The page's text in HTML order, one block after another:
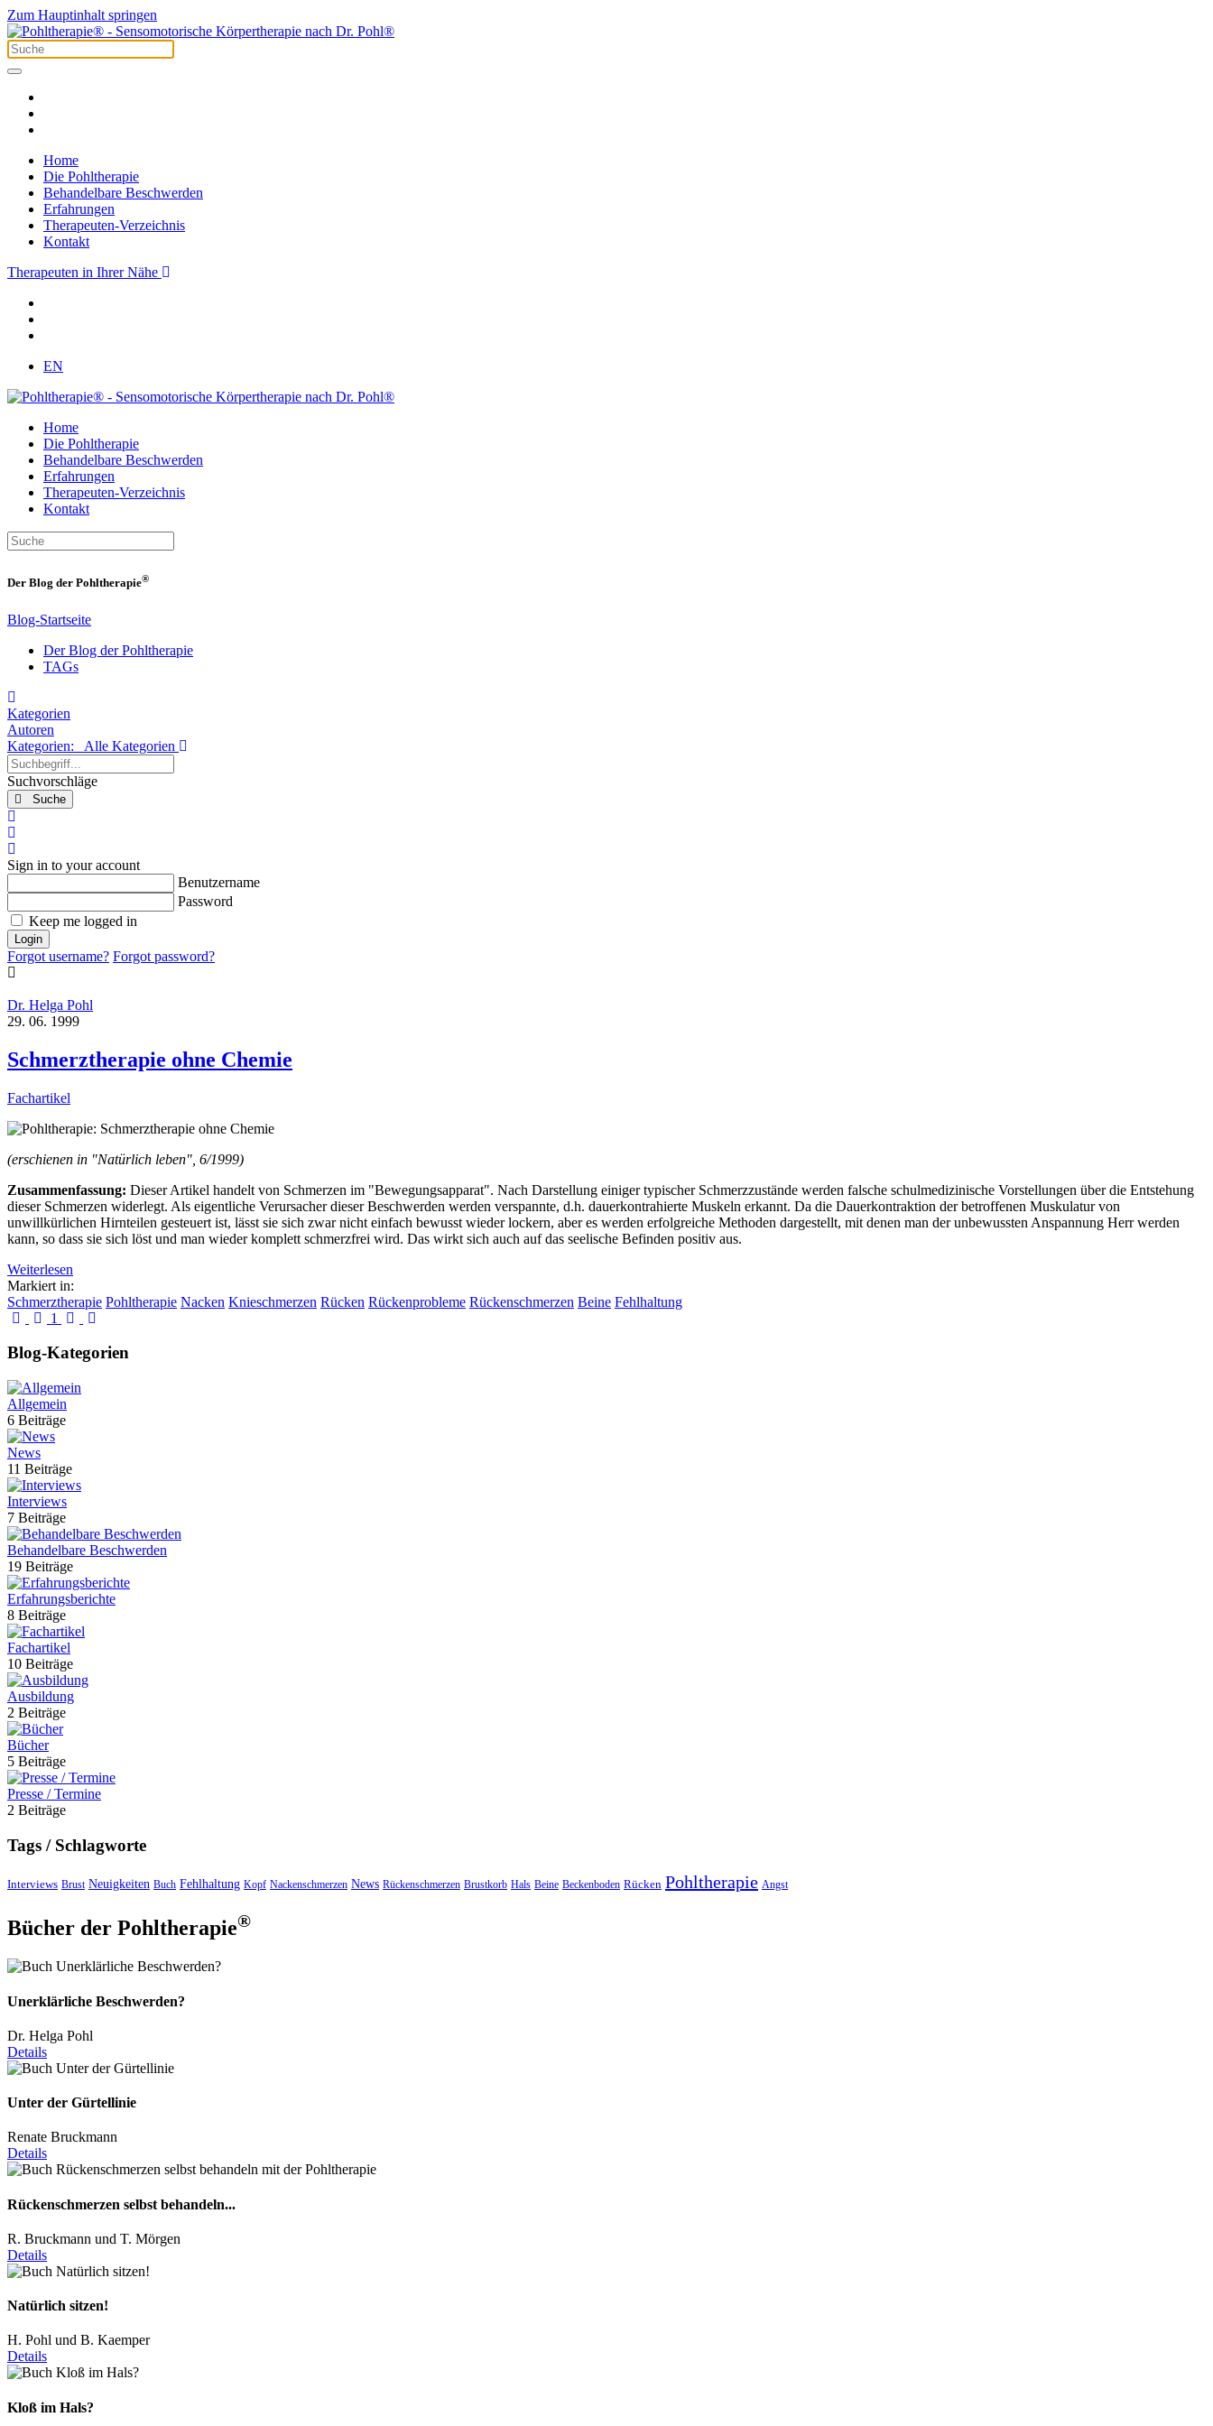
Zum Hauptinhalt springen
Home
Die Pohltherapie
Behandelbare Beschwerden
Erfahrungen
Therapeuten-Verzeichnis
Kontakt
Therapeuten in Ihrer Nähe
EN
Home
Die Pohltherapie
Behandelbare Beschwerden
Erfahrungen
Therapeuten-Verzeichnis
Kontakt
Der Blog der Pohltherapie®
Blog-Startseite
Der Blog der Pohltherapie
TAGs
Kategorien
Autoren
Kategorien:
Alle Kategorien
Suchbegriff...
Suchvorschläge
Suche
Sign in to your account
Benutzername
Password
Keep me logged in
Login
Forgot username? Forgot password?
Dr. Helga Pohl
29. 06. 1999
Schmerztherapie ohne Chemie
Fachartikel
(erschienen in "Natürlich leben", 6/1999)
Zusammenfassung: Dieser Artikel handelt von Schmerzen im "Bewegungsapparat". Nach Darstellung einiger typischer Schmerzzustände werden falsche schulmedizinische Vorstellungen über die Entstehung
dieser Schmerzen widerlegt. Als eigentliche Verursacher dieser Beschwerden werden verspannte, d.h. dauerkontrahierte Muskeln erkannt. Da die Dauerkontraktion der betroffenen Muskulatur von
unwillkürlichen Hirnteilen gesteuert ist, lässt sie sich zwar nicht einfach bewusst wieder lockern, aber es werden erfolgreiche Methoden dargestellt, mit denen man der unbewussten Anspannung Herr werden
kann, so dass sie sich löst und man wieder komplett schmerzfrei wird. Das wirkt sich auch auf das seelische Befinden positiv aus.
Weiterlesen
Markiert in:
Schmerztherapie Pohltherapie Nacken Knieschmerzen Rücken Rückenprobleme Rückenschmerzen Beine Fehlhaltung
First Page
Previous Page
1 Next Page
Blog-Kategorien
Allgemein
6 Beiträge
News
11 Beiträge
Interviews
7 Beiträge
Behandelbare Beschwerden
19 Beiträge
Erfahrungsberichte
8 Beiträge
Fachartikel
10 Beiträge
Ausbildung
2 Beiträge
Bücher
5 Beiträge
Presse / Termine
2 Beiträge
Tags / Schlagworte
Interviews Brust Neuigkeiten Buch Fehlhaltung Kopf Nackenschmerzen News Rückenschmerzen Brustkorb Hals Beine Beckenboden Rücken Pohltherapie Angst
Bücher der Pohltherapie®
Unerklärliche Beschwerden?
Dr. Helga Pohl
Details
Unter der Gürtellinie
Renate Bruckmann
Details
Rückenschmerzen selbst behandeln...
R. Bruckmann und T. Mörgen
Details
Natürlich sitzen!
H. Pohl und B. Kaemper
Details
Kloß im Hals?